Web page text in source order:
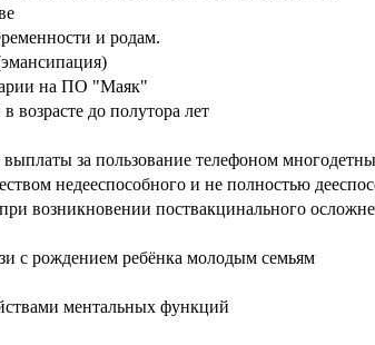
и родам.
на ПО "Маяк"
возрасте до полутора лет
за пользование телефоном
недееспособного и не полностью
возникновении поствакцинального
с рождением ребёнка молодым семьям
ментальных функций